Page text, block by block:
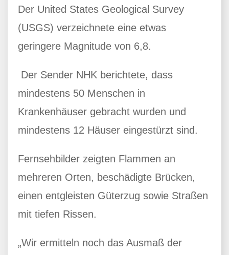
Der United States Geological Survey
(USGS) verzeichnete eine etwas
geringere Magnitude von 6,8.
Der Sender NHK berichtete, dass
mindestens 50 Menschen in
Krankenhäuser gebracht wurden und
mindestens 12 Häuser eingestürzt sind.
Fernsehbilder zeigten Flammen an
mehreren Orten, beschädigte Brücken,
einen entgleisten Güterzug sowie Straßen
mit tiefen Rissen.
„Wir ermitteln noch das Ausmaß der